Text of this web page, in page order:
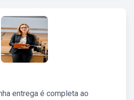
entrega é completa ao